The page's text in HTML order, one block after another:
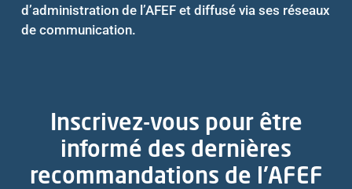
d’administration de l’AFEF et diffusé via ses réseaux
de communication.
Inscrivez-vous pour être
informé des dernières
recommandations de l'AFEF